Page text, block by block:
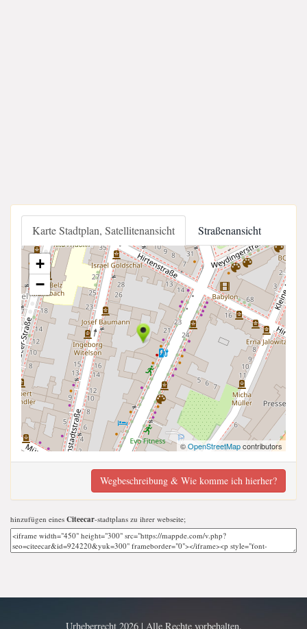
Karte Stadtplan, Satellitenansicht Straßenansicht
+
−
©OpenStreetMapcontributors
Wegbeschreibung & Wie komme ich hierher?
hinzufügen eines Citeecar-stadtplans zu ihrer webseite;
Urheberrecht 2026 | Alle Rechte vorbehalten.